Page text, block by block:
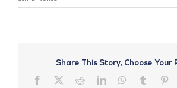
Share This Story, Choose Your
Facebook RedditLinkedInWhatsApp
Tumblr